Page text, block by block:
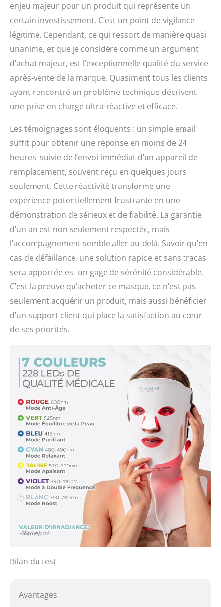
enjeu majeur pour un produit qui représente un
certain investissement. C’est un point de vigilance
légitime. Cependant, ce qui ressort de manière quasi
unanime, et que je considère comme un argument
d’achat majeur, est l’exceptionnelle qualité du service
après-vente de la marque. Quasiment tous les clients
ayant rencontré un problème technique décrivent
une prise en charge ultra-réactive et efficace.
Les témoignages sont éloquents : un simple email
suffit pour obtenir une réponse en moins de 24
heures, suivie de l’envoi immédiat d’un appareil de
remplacement, souvent reçu en quelques jours
seulement. Cette réactivité transforme une
expérience potentiellement frustrante en une
démonstration de sérieux et de fiabilité. La garantie
d’un an est non seulement respectée, mais
l’accompagnement semble aller au-delà. Savoir qu’en
cas de défaillance, une solution rapide et sans tracas
sera apportée est un gage de sérénité considérable.
C’est la preuve qu’acheter ce masque, ce n’est pas
seulement acquérir un produit, mais aussi bénéficier
d’un support client qui place la satisfaction au cœur
de ses priorités.
Bilan du test
Avantages